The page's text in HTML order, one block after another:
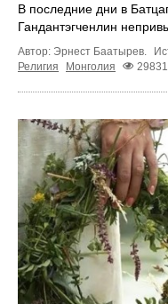
В последние дни в
Гандантэгченлин
Автор: Эрнест Баатырев.
Религия
Монголия 29831